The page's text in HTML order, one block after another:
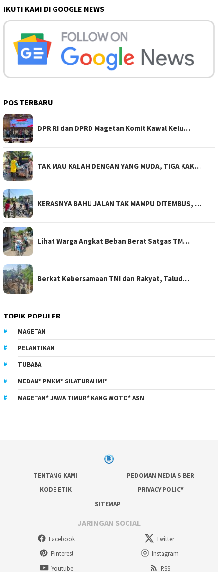
IKUTI KAMI DI GOOGLE NEWS
POS TERBARU
DPR RI dan DPRD Magetan Komit Kawal Kelu…
TAK MAU KALAH DENGAN YANG MUDA, TIGA KAK…
KERASNYA BAHU JALAN TAK MAMPU DITEMBUS, …
Lihat Warga Angkat Beban Berat Satgas TM…
Berkat Kebersamaan TNI dan Rakyat, Talud…
TOPIK POPULER
MAGETAN
PELANTIKAN
TUBABA
MEDAN* PMKM* SILATURAHMI*
MAGETAN* JAWA TIMUR* KANG WOTO* ASN
TENTANG KAMI
PEDOMAN MEDIA SIBER
KODE ETIK
PRIVACY POLICY
SITEMAP
JARINGAN SOCIAL
Facebook
Twitter
Pinterest
Instagram
Youtube
RSS